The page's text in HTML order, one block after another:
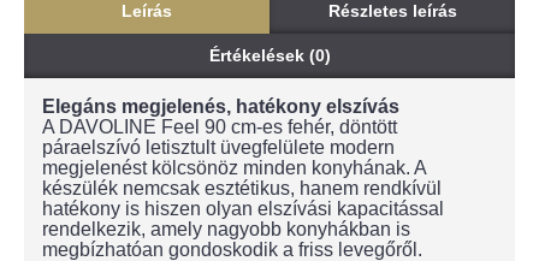
Leírás Részletes leírás
Értékelések (0)
Elegáns megjelenés, hatékony elszívás
A DAVOLINE Feel 90 cm-es fehér, döntött
páraelszívó letisztult üvegfelülete modern
megjelenést kölcsönöz minden konyhának. A
készülék nemcsak esztétikus, hanem rendkívül
hatékony is hiszen olyan elszívási kapacitással
rendelkezik, amely nagyobb konyhákban is
megbízhatóan gondoskodik a friss levegőről.